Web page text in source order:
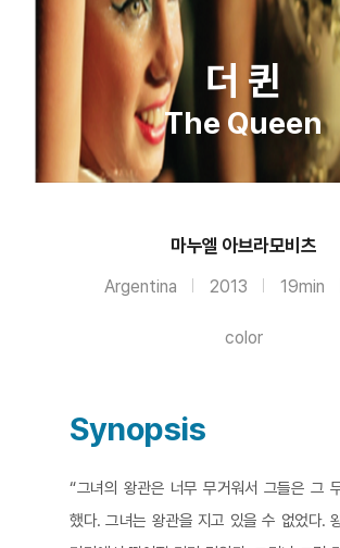
더 퀸
The Queen
마누엘 아브라모비츠
Argentina 2013 19min
color
Synopsis
“그녀의 왕관은 너무 무거워서 그들은 그
했다. 그녀는 왕관을 지고 있을 수 없었다.